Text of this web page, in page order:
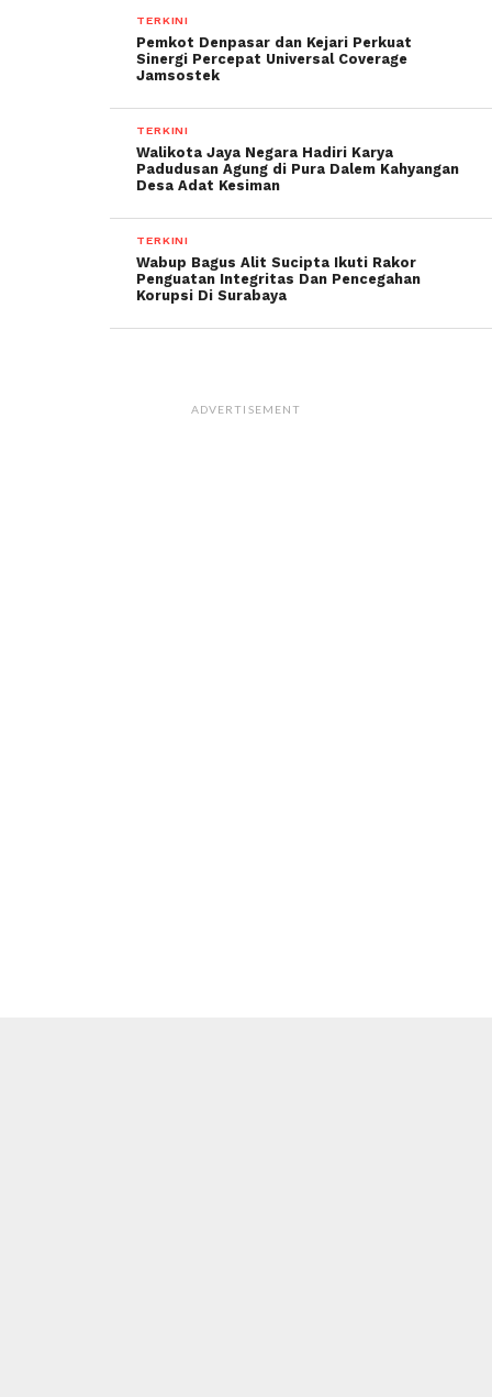
TERKINI
Pemkot Denpasar dan Kejari Perkuat
Sinergi Percepat Universal Coverage
Jamsostek
TERKINI
Walikota Jaya Negara Hadiri Karya
Padudusan Agung di Pura Dalem Kahyangan
Desa Adat Kesiman
TERKINI
Wabup Bagus Alit Sucipta Ikuti Rakor
Penguatan Integritas Dan Pencegahan
Korupsi Di Surabaya
ADVERTISEMENT